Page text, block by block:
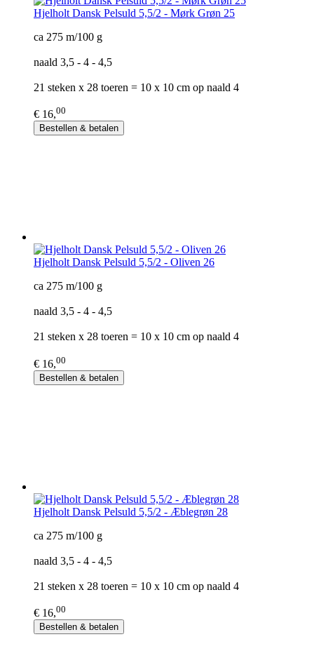
Hjelholt Dansk Pelsuld 5,5/2 - Mørk Grøn 25
ca 275 m/100 g
naald 3,5 - 4 - 4,5
21 steken x 28 toeren = 10 x 10 cm op naald 4
€ 16,00
Bestellen & betalen
Hjelholt Dansk Pelsuld 5,5/2 - Oliven 26
ca 275 m/100 g
naald 3,5 - 4 - 4,5
21 steken x 28 toeren = 10 x 10 cm op naald 4
€ 16,00
Bestellen & betalen
Hjelholt Dansk Pelsuld 5,5/2 - Æblegrøn 28
ca 275 m/100 g
naald 3,5 - 4 - 4,5
21 steken x 28 toeren = 10 x 10 cm op naald 4
€ 16,00
Bestellen & betalen